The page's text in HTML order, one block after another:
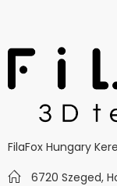
FilaFox Hungary
6720 Szeged,